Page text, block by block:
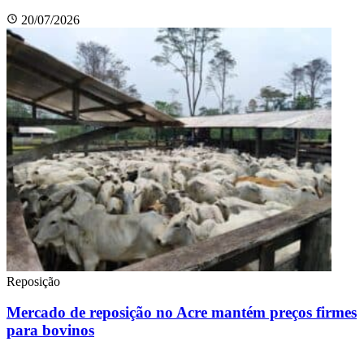
20/07/2026
Reposição
Mercado de reposição no Acre mantém preços firmes
para bovinos